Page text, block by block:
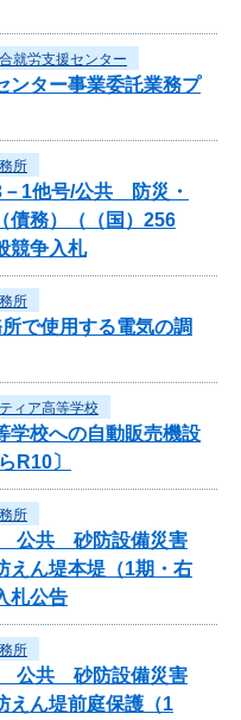
就労支援センター
ンター事業委託業務プ
所
－1他号/公共 防災・
務）（（国）256
競争入札
所
で使用する電気の調
ィア高等学校
学校への自動販売機設
R10〕
所
公共 砂防設備災害
えん堤本堤（1期・右
札公告
所
公共 砂防設備災害
えん堤前庭保護（1